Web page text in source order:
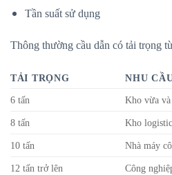
Tần suất sử dụng
Thông thường cầu dẫn có tải trọng
TẢI TRỌNG
NHU
6 tấn
Kho vừa
8 tấn Kho
10 tấn Nhà máy
12 tấn trở lên Công